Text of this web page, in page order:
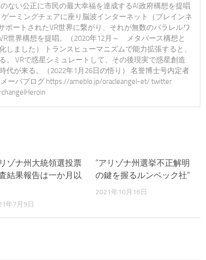
ない公正に市民の最大幸福を達成するAI政府構想を提唱
ゲーミングチェアに座り脳波インターネット（ブレインネ
ポートされたVR世界に繋がり、それが無数のパラレルワ
世界構想を提唱。（2020年12月～ メタバース構想と
しました） トランスヒューマニズムで能力拡張すると、
。 VRで惑星シミュレートして、その後現実で惑星創造
代が来る。（2022年1月26日の悟り） 名誉博士号内定者
ーバブログ https://ameblo.jp/oracleangel-et/ twitter
ゾナ州大統領選投票
結果報告は一か月以
年7月9日
”アリゾナ州選挙不正解明
の鍵を握るルンベック社”
2021年10月16日